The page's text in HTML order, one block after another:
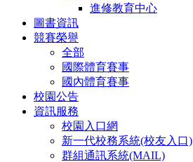
進修教育中心
圖書資訊
競賽榮譽
全部
國際體育賽事
國內體育賽事
校園公告
資訊服務
校園入口網
新一代校務系統(校友入口)
群組通訊系統(MAIL)